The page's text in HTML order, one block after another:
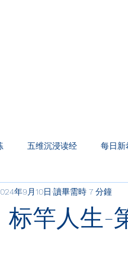
五维沉浸读经 每日新
财务观 一生之久 三层
标竿人生-
年9月10日 讀畢需時 7 分鐘